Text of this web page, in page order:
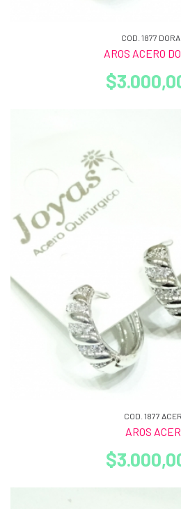
COD. 1877
AROS ACERO
COD. 1877
AROS